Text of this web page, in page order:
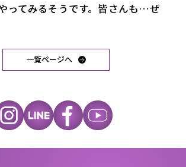
ってみるそうです。皆さんも…ぜ
一覧ページへ